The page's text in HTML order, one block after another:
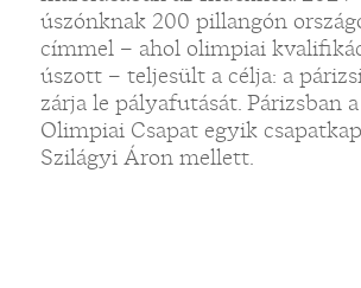
úszónknak 200 pillangón
címmel – ahol olimpiai
úszott – teljesült a célja: a
zárja le pályafutását. Párizsban
Olimpiai Csapat egyik
Szilágyi Áron mellett.